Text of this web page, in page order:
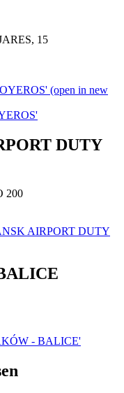
15
(open in new
DUTY
200
AIRPORT DUTY
- BALICE'